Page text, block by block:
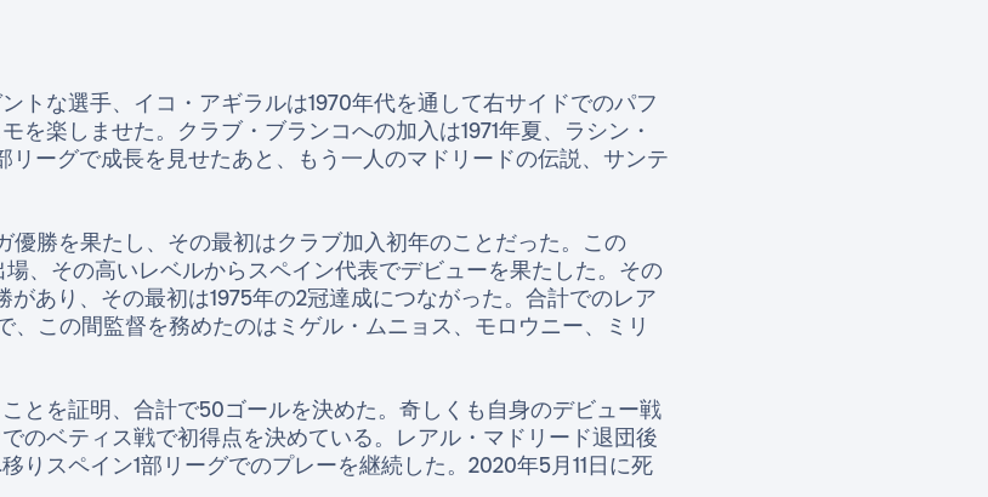
トな選手、イコ・アギラルは1970年代を通して右サイドでのパフ
を楽しませた。クラブ・ブランコへの加入は1971年夏、ラシン・
リーグで成長を見せたあと、もう一人のマドリードの伝説、サンテ
優勝を果たし、その最初はクラブ加入初年のことだった。この
場、その高いレベルからスペイン代表でデビューを果たした。その
あり、その最初は1975年の2冠達成につながった。合計でのレア
、この間監督を務めたのはミゲル・ムニョス、モロウニー、ミリ
とを証明、合計で50ゴールを決めた。奇しくも自身のデビュー戦
のベティス戦で初得点を決めている。レアル・マドリード退団後
りスペイン1部リーグでのプレーを継続した。2020年5月11日に死